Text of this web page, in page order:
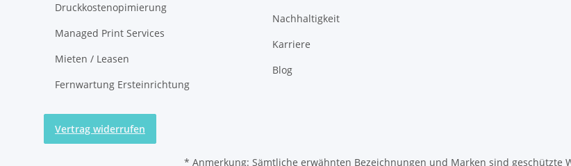
Druckkostenopimierung
Managed Print Services
Mieten / Leasen
Fernwartung Ersteinrichtung
Nachhaltigkeit
Karriere
Blog
Vertrag widerrufen
* Anmerkung: Sämtliche erwähnten Bezeichnungen und Marken sind geschützte